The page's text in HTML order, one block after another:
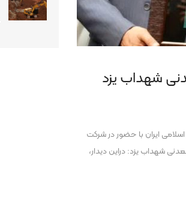
شهداب یزد
ایران با حضور در شرکت
شهداب یزد: دراین دیدار،